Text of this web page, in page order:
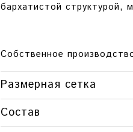
бархатистой структурой,
Собственное
Размерная сетка
РАЗМЕР
Состав